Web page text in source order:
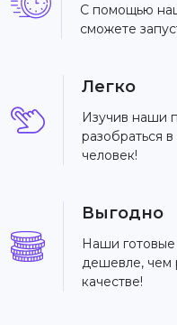
С помощью
сможете
Легко
Изучив наши
разобраться
человек!
Выгодно
Наши готовые
дешевле, чем
качестве!